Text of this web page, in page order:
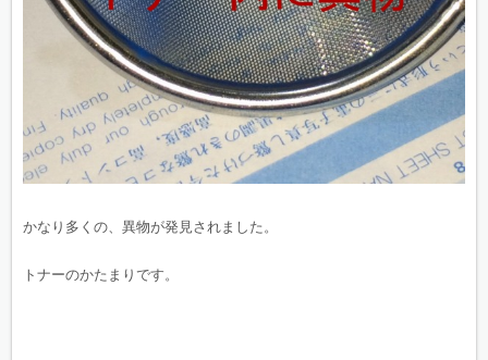
かなり多くの、異物が発見されました。
トナーのかたまりです。